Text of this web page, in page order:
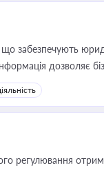
забезпечують
дозволяє
належне прийняття
регулювання